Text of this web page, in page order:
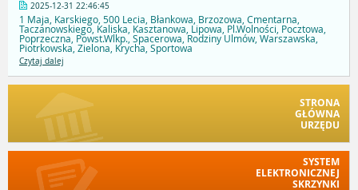
2025-12-31 22:46:45
1 Maja, Karskiego, 500 Lecia, Błankowa, Brzozowa, Cmentarna,
Taczanowskiego, Kaliska, Kasztanowa, Lipowa, Pl.Wolności, Pocztowa,
Poprzeczna, Powst.Wlkp., Spacerowa, Rodziny Ulmów, Warszawska,
Piotrkowska, Zielona, Krycha, Sportowa
Czytaj dalej
STRONA
GŁÓWNA
URZĘDU
SYSTEM
ELEKTRONICZNEJ
SKRZYNKI